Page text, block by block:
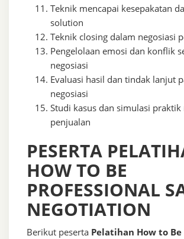
Teknik mencapai kesepakatan
solution
Teknik closing dalam negosiasi
Pengelolaan emosi dan konflik
negosiasi
Evaluasi hasil dan tindak lanjut
negosiasi
Studi kasus dan simulasi praktik
penjualan
PESERTA
HOW TO BE
PROFESSIONAL
NEGOTIATION
Berikut peserta Pelatihan How to